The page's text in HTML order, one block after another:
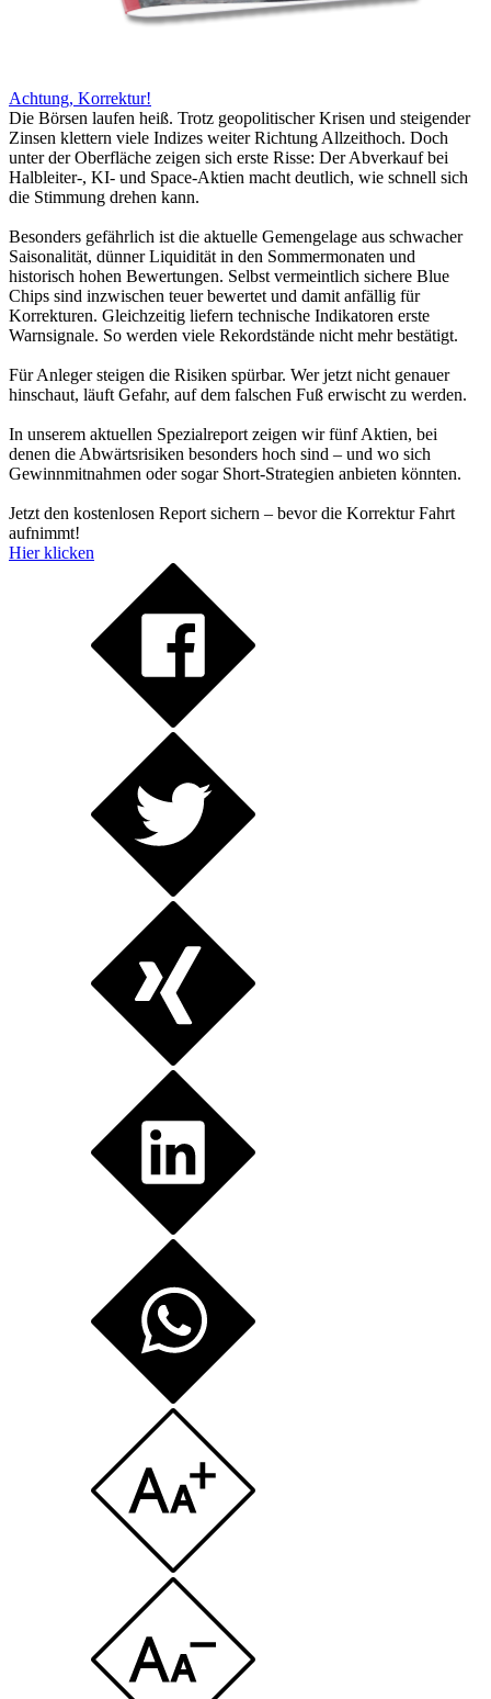
Achtung, Korrektur!
Die Börsen laufen heiß. Trotz geopolitischer Krisen und steigender
Zinsen klettern viele Indizes weiter Richtung Allzeithoch. Doch
unter der Oberfläche zeigen sich erste Risse: Der Abverkauf bei
Halbleiter-, KI- und Space-Aktien macht deutlich, wie schnell sich
die Stimmung drehen kann.
Besonders gefährlich ist die aktuelle Gemengelage aus schwacher
Saisonalität, dünner Liquidität in den Sommermonaten und
historisch hohen Bewertungen. Selbst vermeintlich sichere Blue
Chips sind inzwischen teuer bewertet und damit anfällig für
Korrekturen. Gleichzeitig liefern technische Indikatoren erste
Warnsignale. So werden viele Rekordstände nicht mehr bestätigt.
Für Anleger steigen die Risiken spürbar. Wer jetzt nicht genauer
hinschaut, läuft Gefahr, auf dem falschen Fuß erwischt zu werden.
In unserem aktuellen Spezialreport zeigen wir fünf Aktien, bei
denen die Abwärtsrisiken besonders hoch sind – und wo sich
Gewinnmitnahmen oder sogar Short-Strategien anbieten könnten.
Jetzt den kostenlosen Report sichern – bevor die Korrektur Fahrt
aufnimmt!
Hier klicken